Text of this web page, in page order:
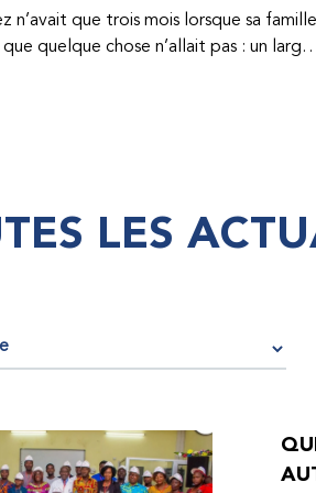
n’avait que trois mois lorsque sa famille
quelque chose n’allait pas : un large
apparu sur son corps. À l’époque,
et difficiles à se procurer. Afin que son
manquait l’école, était hospitalisé, et a
des problèmes très graves aux
d’aide humanitaire de la
de l’hémophilie qu’il a
LES